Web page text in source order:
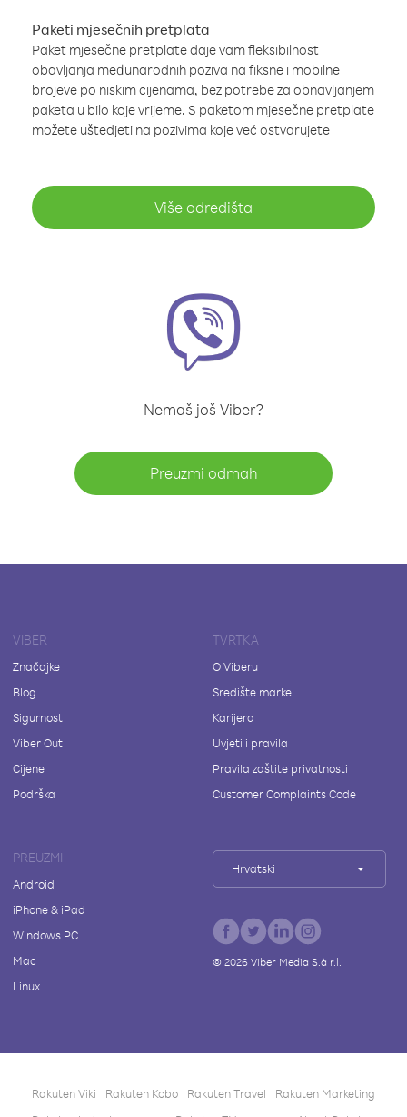
Paketi mjesečnih pretplata
Paket mjesečne pretplate daje vam fleksibilnost
obavljanja međunarodnih poziva na fiksne i mobilne
brojeve po niskim cijenama, bez potrebe za obnavljanjem
paketa u bilo koje vrijeme. S paketom mjesečne pretplate
možete uštedjeti na pozivima koje već ostvarujete
Više odredišta
Nemaš još Viber?
Preuzmi odmah
VIBER
Značajke
Blog
Sigurnost
Viber Out
Cijene
Podrška
TVRTKA
O Viberu
Središte marke
Karijera
Uvjeti i pravila
Pravila zaštite privatnosti
Customer Complaints Code
PREUZMI
Android
iPhone & iPad
Windows PC
Mac
Linux
Hrvatski
© 2026Viber Media S.à r.l.
Rakuten Viki Rakuten Kobo Rakuten Travel
Rakuten Marketing